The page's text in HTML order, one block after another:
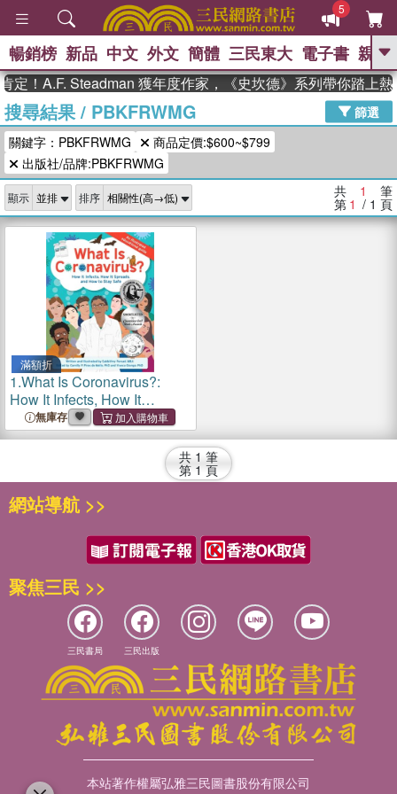
5
GO
熱搜： 高希均教授回憶錄
、 The Odyssey 、 父親節 、 如果歷
史是一群喵 、 暑期推薦
登輝時代 、 數學女孩：黎曼猜想 、
偉大的迷走神經
暢銷榜 新品 中文 外文 簡體 三民東大 電子書 親子
定！A.F. Steadman 獲年度作家，《史坎德》系列帶你踏上熱
搜尋結果/ PBKFRWMG
篩選
關鍵字：PBKFRWMG
商品定價:$600~$799
出版社/品牌:PBKFRWMG
顯示 排序 共 1 筆
第 1 / 1 頁
滿額折
1.What Is Coronavirus?:
How It Infects, How It
Spreads, and How to Stay
Safe
無庫存
共 1 筆
第 1 頁
網站導航 >>
聚焦三民 >>
三民書局 三民出版
本站著作權屬弘雅三民圖書股份有限公司